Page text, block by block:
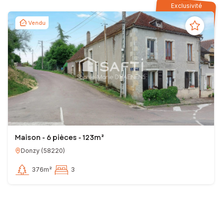
Exclusivité
Vendu
Maison - 6 pièces - 123m²
Donzy (58220)
376m² 3